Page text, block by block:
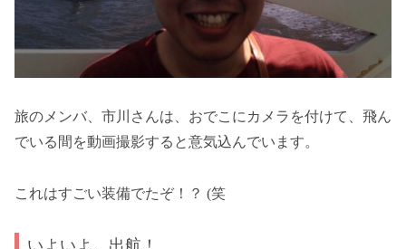
旅のメンバ、市川さんは、おでこにカメラを付けて、飛ん
でいる間を動画撮影すると意気込んでいます。
これはすごい装備でたぞ！？ (笑